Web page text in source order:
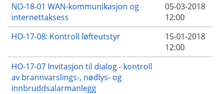
NO-18-01 WAN-kommunikasjon og
internettaksess
05-03-2018
12:00
HO-17-08: Kontroll løfteutstyr
15-01-2018
12:00
HO-17-07 Invitasjon til dialog - kontroll
av brannvarslings-, nødlys- og
innbruddsalarmanlegg